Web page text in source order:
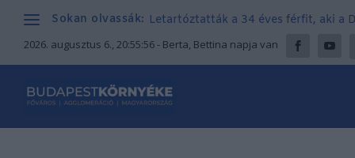
Sokan olvassák: Letartóztatták a 34 éves férfit, aki a
2026. augusztus 6., 20:55:57 - Berta, Bettina napja van